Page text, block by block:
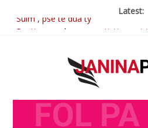
Latest:
Postim me vlera nga artistja e
Brahim Çekaj njē veprimtar i